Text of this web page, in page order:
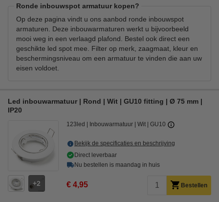
Ronde inbouwspot armatuur kopen?
Op deze pagina vindt u ons aanbod ronde inbouwspot
armaturen. Deze inbouwarmaturen werkt u bijvoorbeeld
mooi weg in een verlaagd plafond. Bestel ook direct een
geschikte led spot mee. Filter op merk, zaagmaat, kleur en
beschermingsniveau om een armatuur te vinden die aan uw
eisen voldoet.
Led inbouwarmatuur | Rond | Wit | GU10 fitting | Ø 75 mm |
IP20
2
123led Inbouwarmatuur Wit GU10
Bekijk de specificaties en beschrijving
Direct leverbaar
Nu bestellen is maandag in huis
€ 4,95 Bestellen